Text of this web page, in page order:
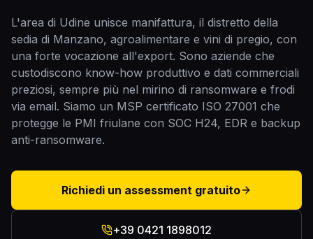
L'area di Udine unisce manifattura, il distretto della
sedia di Manzano, agroalimentare e vini di pregio, con
una forte vocazione all'export. Sono aziende che
custodiscono know-how produttivo e dati commerciali
preziosi, sempre più nel mirino di ransomware e frodi
via email. Siamo un MSP certificato ISO 27001 che
protegge le PMI friulane con SOC H24, EDR e backup
anti-ransomware.
Richiedi un assessment gratuito
+39 0421 1898012